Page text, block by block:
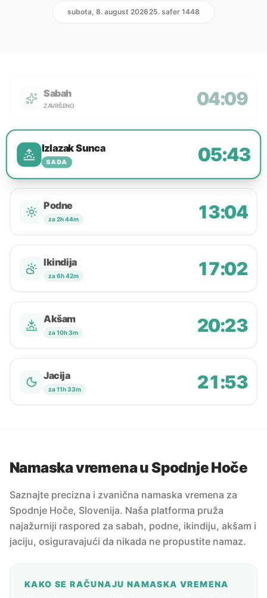
subota, 8. august 202625. safer 1448
Sabah
ZAVRŠENO 04:09
Izlazak Sunca
SADA 05:43
Podne
za 2h 44m 13:04
Ikindija
za 6h 42m 17:02
Akšam
za 10h 3m 20:23
Jacija
za 11h 33m 21:53
Namaska vremena u Spodnje Hoče
Saznajte precizna i zvanična namaska vremena za
Spodnje Hoče, Slovenija. Naša platforma pruža
najažurniji raspored za sabah, podne, ikindiju, akšam i
jaciju, osiguravajući da nikada ne propustite namaz.
KAKO SE RAČUNAJU NAMASKA VREMENA